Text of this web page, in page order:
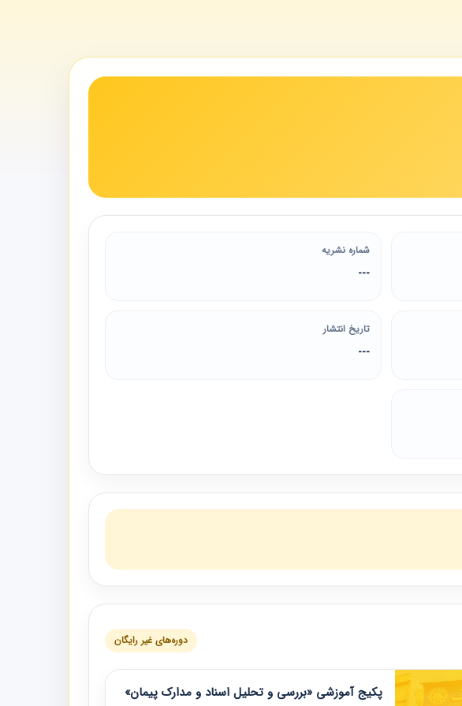
شماره نشریه
---
تاریخ انتشار
---
دوره‌های غیر رایگان
پکیج آموزشی «بررسی و تحلیل اسناد و مدارک پیمان»